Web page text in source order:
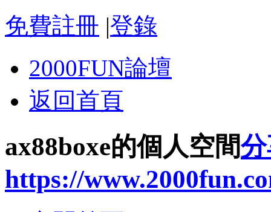
免費註冊 |登錄
2000FUN論壇
返回首頁
ax88boxe的個人空間
https://